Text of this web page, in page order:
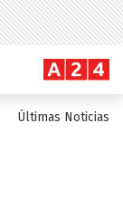
Últimas Noticias